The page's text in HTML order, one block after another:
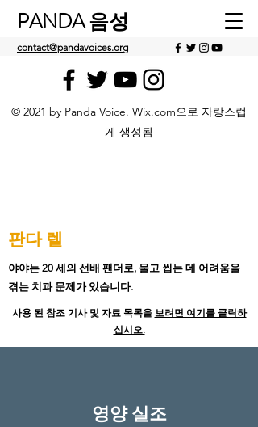
PANDA 음성
contact@pandavoices.org
© 2021 by Panda Voice. Wix.com으로 자랑스럽
게 생성됨
판다 렐
야야는 20 세의 선배 팬더로, 물고 씹는 데 어려움을
겪는 치과 문제가 있습니다.
사용 된 참조 기사 및 자료 목록을 보려면 여기를 클릭하
십시오.
영양 실조